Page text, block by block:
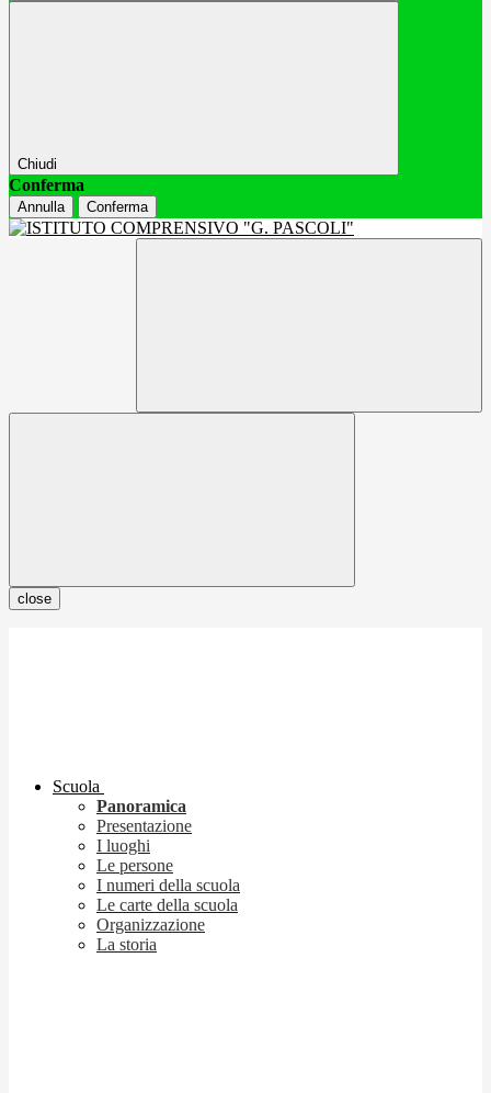
Chiudi
Conferma
Annulla Conferma
close
Scuola
Panoramica
Presentazione
I luoghi
Le persone
I numeri della scuola
Le carte della scuola
Organizzazione
La storia